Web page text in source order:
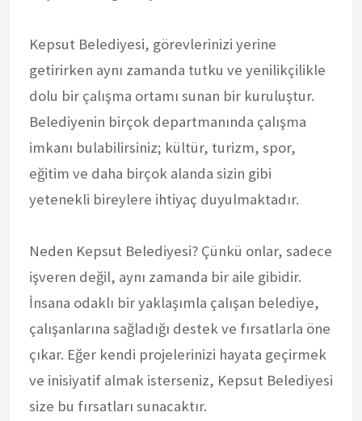
Kepsut Belediyesi, görevlerinizi yerine
getirirken aynı zamanda tutku ve yenilikçilikle
dolu bir çalışma ortamı sunan bir kuruluştur.
Belediyenin birçok departmanında çalışma
imkanı bulabilirsiniz; kültür, turizm, spor,
eğitim ve daha birçok alanda sizin gibi
yetenekli bireylere ihtiyaç duyulmaktadır.
Neden Kepsut Belediyesi? Çünkü onlar, sadece
işveren değil, aynı zamanda bir aile gibidir.
İnsana odaklı bir yaklaşımla çalışan belediye,
çalışanlarına sağladığı destek ve fırsatlarla öne
çıkar. Eğer kendi projelerinizi hayata geçirmek
ve inisiyatif almak isterseniz, Kepsut Belediyesi
size bu fırsatları sunacaktır.